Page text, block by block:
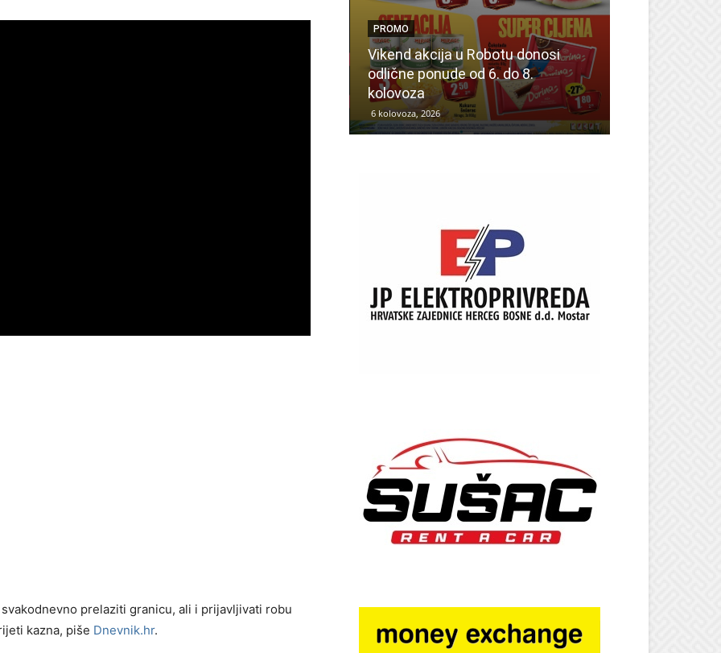
prelaziti granicu, ali i prijavljivati robu
kazna, piše Dnevnik.hr.
PROMO
Vikend akcija u Robotu donosi
odlične ponude od 6. do 8.
kolovoza
6 kolovoza, 2026